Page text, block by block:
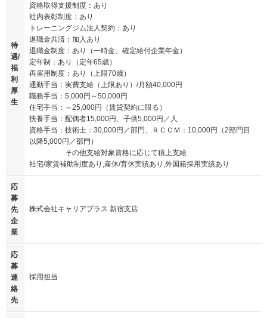
待
遇/
福
利
厚
生
資格取得支援制度：あり
社内表彰制度：あり
トレーニングジム法人契約：あり
退職金共済：加入あり
退職金制度：あり（一時金、確定給付企業年金）
定年制：あり（定年65歳）
再雇用制度：あり（上限70歳）
通勤手当：実費支給（上限あり）/月額40,000円
職務手当：5,000円～50,000円
住宅手当：～25,000円（賃貸契約に限る）
扶養手当：配偶者15,000円、子供5,000円／人
資格手当：技術士：30,000円／部門、ＲＣＣＭ：10,000円（2部門目
以降5,000円／部門）
その他支給対象資格に応じて積上支給
社宅/家賃補助制度あり,産休/育休実績あり,外国籍採用実績あり
応
募
先
企
業
株式会社キャリアプラス 新宿支店
応
募
連
絡
先
採用担当